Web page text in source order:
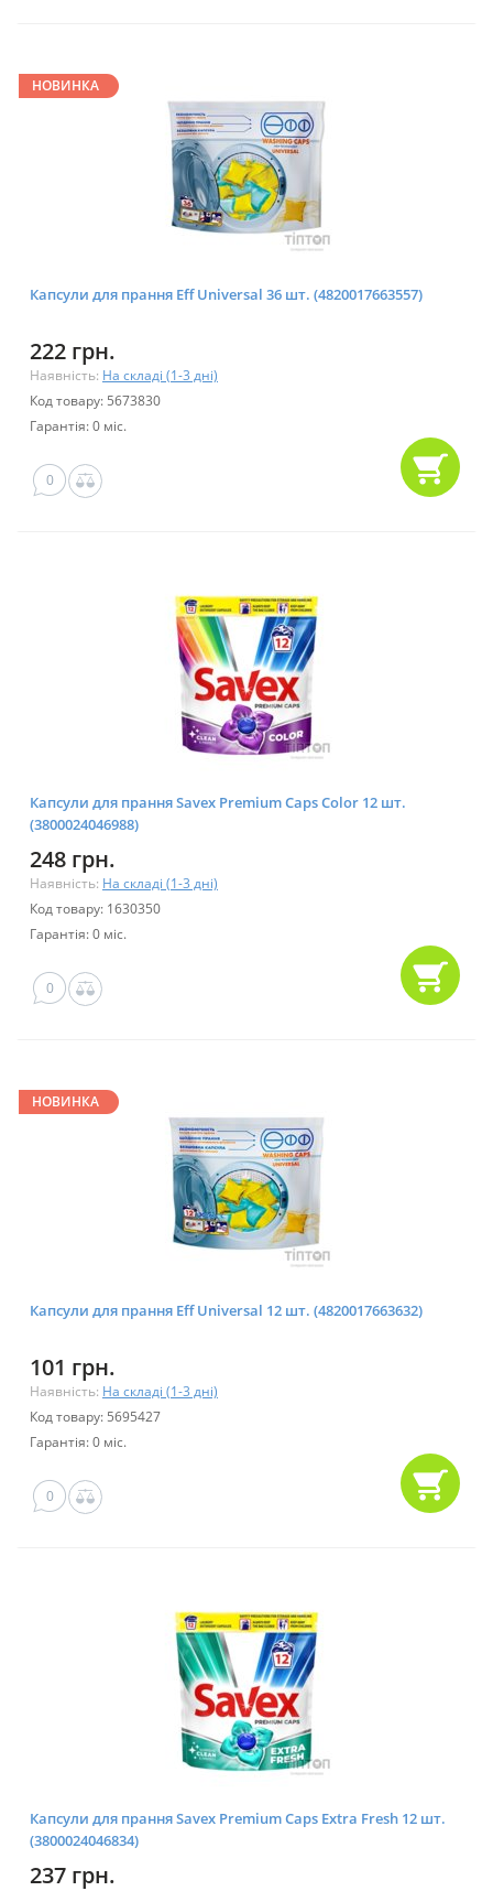
НОВИНКА
Капсули для прання Eff Universal 36 шт. (4820017663557)
222 грн.
Наявність: На складі (1-3 дні)
Код товару: 5673830
Гарантія: 0 міс.
0
Капсули для прання Savex Premium Caps Color 12 шт.
(3800024046988)
248 грн.
Наявність: На складі (1-3 дні)
Код товару: 1630350
Гарантія: 0 міс.
0
НОВИНКА
Капсули для прання Eff Universal 12 шт. (4820017663632)
101 грн.
Наявність: На складі (1-3 дні)
Код товару: 5695427
Гарантія: 0 міс.
0
Капсули для прання Savex Premium Caps Extra Fresh 12 шт.
(3800024046834)
237 грн.